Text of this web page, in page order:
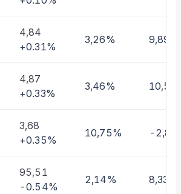
4,84
+0.31%
3,26% 9,89%
4,87
+0.33%
3,46%
3,68
+0.35%
10,75% -
95,51
-0.54%
2,14% 8,33%